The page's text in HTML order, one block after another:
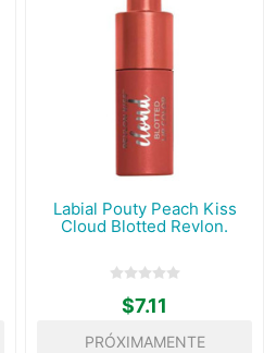
Labial Pouty Peach Kiss
Cloud Blotted Revlon.
$7.11
PRÓXIMAMENTE